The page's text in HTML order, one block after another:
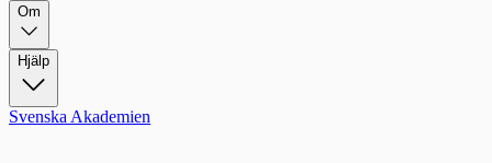
Om
Hjälp
Svenska Akademien